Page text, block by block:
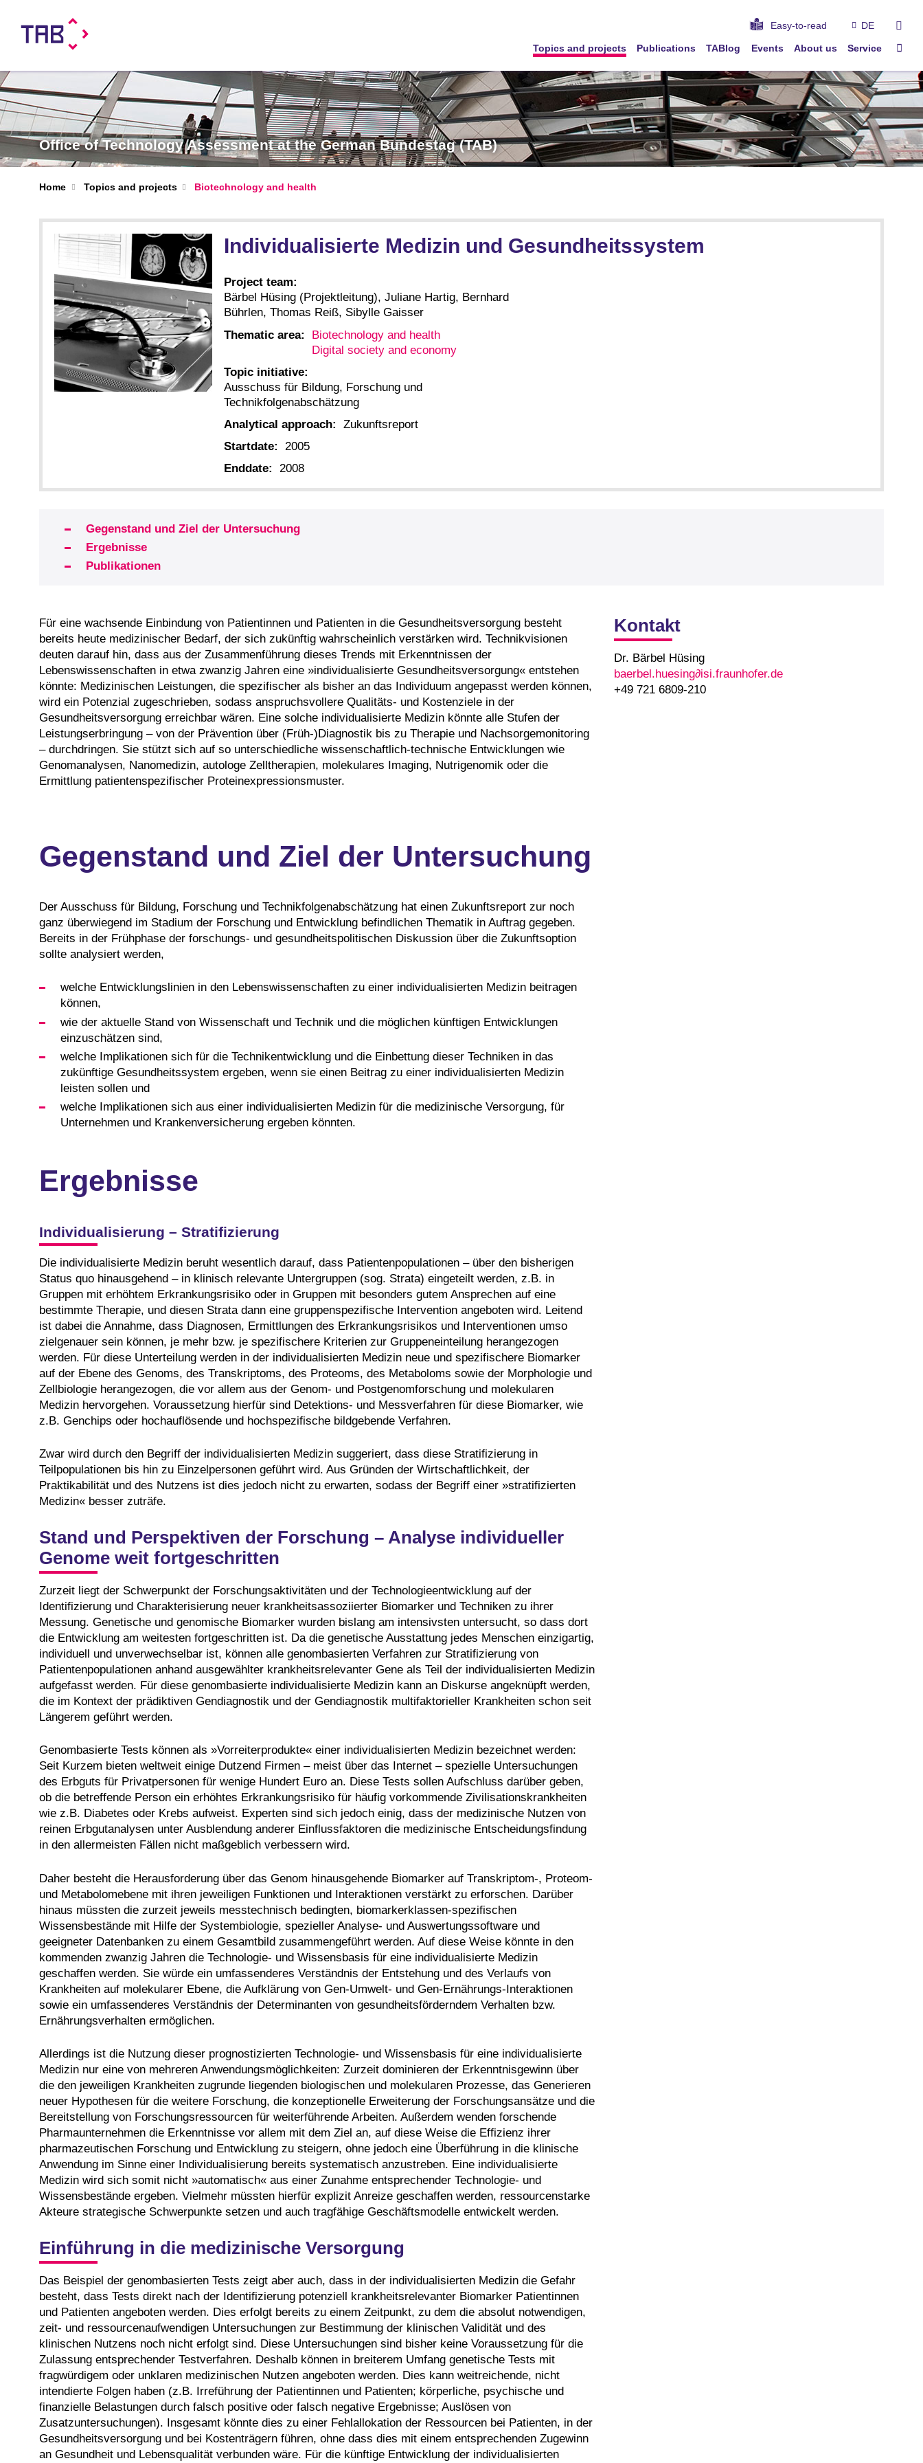
Easy-to-read DE
Topics and projects Publications TABlog Events About us Service
Office of Technology Assessment at the German Bundestag (TAB)
Home Topics and projects Biotechnology and health
Individualisierte Medizin und Gesundheitssystem
Project team:
Bärbel Hüsing (Projektleitung), Juliane Hartig, Bernhard
Bührlen, Thomas Reiß, Sibylle Gaisser
Thematic area:
Biotechnology and health
Digital society and economy
Topic initiative:
Ausschuss für Bildung, Forschung und
Technikfolgenabschätzung
Analytical approach:
Zukunftsreport
Startdate:
2005
Enddate:
2008
Gegenstand und Ziel der Untersuchung
Ergebnisse
Publikationen
Für eine wachsende Einbindung von Patientinnen und Patienten in die Gesundheitsversorgung besteht
bereits heute medizinischer Bedarf, der sich zukünftig wahrscheinlich verstärken wird. Technikvisionen
deuten darauf hin, dass aus der Zusammenführung dieses Trends mit Erkenntnissen der
Lebenswissenschaften in etwa zwanzig Jahren eine »individualisierte Gesundheitsversorgung« entstehen
könnte: Medizinischen Leistungen, die spezifischer als bisher an das Individuum angepasst werden können,
wird ein Potenzial zugeschrieben, sodass anspruchsvollere Qualitäts- und Kostenziele in der
Gesundheitsversorgung erreichbar wären. Eine solche individualisierte Medizin könnte alle Stufen der
Leistungserbringung – von der Prävention über (Früh-)Diagnostik bis zu Therapie und Nachsorgemonitoring
– durchdringen. Sie stützt sich auf so unterschiedliche wissenschaftlich-technische Entwicklungen wie
Genomanalysen, Nanomedizin, autologe Zelltherapien, molekulares Imaging, Nutrigenomik oder die
Ermittlung patientenspezifischer Proteinexpressionsmuster.
Gegenstand und Ziel der Untersuchung
Der Ausschuss für Bildung, Forschung und Technikfolgenabschätzung hat einen Zukunftsreport zur noch
ganz überwiegend im Stadium der Forschung und Entwicklung befindlichen Thematik in Auftrag gegeben.
Bereits in der Frühphase der forschungs- und gesundheitspolitischen Diskussion über die Zukunftsoption
sollte analysiert werden,
welche Entwicklungslinien in den Lebenswissenschaften zu einer individualisierten Medizin beitragen
können,
wie der aktuelle Stand von Wissenschaft und Technik und die möglichen künftigen Entwicklungen
einzuschätzen sind,
welche Implikationen sich für die Technikentwicklung und die Einbettung dieser Techniken in das
zukünftige Gesundheitssystem ergeben, wenn sie einen Beitrag zu einer individualisierten Medizin
leisten sollen und
welche Implikationen sich aus einer individualisierten Medizin für die medizinische Versorgung, für
Unternehmen und Krankenversicherung ergeben könnten.
Ergebnisse
Individualisierung – Stratifizierung
Die individualisierte Medizin beruht wesentlich darauf, dass Patientenpopulationen – über den bisherigen
Status quo hinausgehend – in klinisch relevante Untergruppen (sog. Strata) eingeteilt werden, z.B. in
Gruppen mit erhöhtem Erkrankungsrisiko oder in Gruppen mit besonders gutem Ansprechen auf eine
bestimmte Therapie, und diesen Strata dann eine gruppenspezifische Intervention angeboten wird. Leitend
ist dabei die Annahme, dass Diagnosen, Ermittlungen des Erkrankungsrisikos und Interventionen umso
zielgenauer sein können, je mehr bzw. je spezifischere Kriterien zur Gruppeneinteilung herangezogen
werden. Für diese Unterteilung werden in der individualisierten Medizin neue und spezifischere Biomarker
auf der Ebene des Genoms, des Transkriptoms, des Proteoms, des Metaboloms sowie der Morphologie und
Zellbiologie herangezogen, die vor allem aus der Genom- und Postgenomforschung und molekularen
Medizin hervorgehen. Voraussetzung hierfür sind Detektions- und Messverfahren für diese Biomarker, wie
z.B. Genchips oder hochauflösende und hochspezifische bildgebende Verfahren.
Zwar wird durch den Begriff der individualisierten Medizin suggeriert, dass diese Stratifizierung in
Teilpopulationen bis hin zu Einzelpersonen geführt wird. Aus Gründen der Wirtschaftlichkeit, der
Praktikabilität und des Nutzens ist dies jedoch nicht zu erwarten, sodass der Begriff einer »stratifizierten
Medizin« besser zuträfe.
Stand und Perspektiven der Forschung – Analyse individueller
Genome weit fortgeschritten
Zurzeit liegt der Schwerpunkt der Forschungsaktivitäten und der Technologieentwicklung auf der
Identifizierung und Charakterisierung neuer krankheitsassoziierter Biomarker und Techniken zu ihrer
Messung. Genetische und genomische Biomarker wurden bislang am intensivsten untersucht, so dass dort
die Entwicklung am weitesten fortgeschritten ist. Da die genetische Ausstattung jedes Menschen einzigartig,
individuell und unverwechselbar ist, können alle genombasierten Verfahren zur Stratifizierung von
Patientenpopulationen anhand ausgewählter krankheitsrelevanter Gene als Teil der individualisierten Medizin
aufgefasst werden. Für diese genombasierte individualisierte Medizin kann an Diskurse angeknüpft werden,
die im Kontext der prädiktiven Gendiagnostik und der Gendiagnostik multifaktorieller Krankheiten schon seit
Längerem geführt werden.
Genombasierte Tests können als »Vorreiterprodukte« einer individualisierten Medizin bezeichnet werden:
Seit Kurzem bieten weltweit einige Dutzend Firmen – meist über das Internet – spezielle Untersuchungen
des Erbguts für Privatpersonen für wenige Hundert Euro an. Diese Tests sollen Aufschluss darüber geben,
ob die betreffende Person ein erhöhtes Erkrankungsrisiko für häufig vorkommende Zivilisationskrankheiten
wie z.B. Diabetes oder Krebs aufweist. Experten sind sich jedoch einig, dass der medizinische Nutzen von
reinen Erbgutanalysen unter Ausblendung anderer Einflussfaktoren die medizinische Entscheidungsfindung
in den allermeisten Fällen nicht maßgeblich verbessern wird.
Daher besteht die Herausforderung über das Genom hinausgehende Biomarker auf Transkriptom-, Proteom-
und Metabolomebene mit ihren jeweiligen Funktionen und Interaktionen verstärkt zu erforschen. Darüber
hinaus müssten die zurzeit jeweils messtechnisch bedingten, biomarkerklassen-spezifischen
Wissensbestände mit Hilfe der Systembiologie, spezieller Analyse- und Auswertungssoftware und
geeigneter Datenbanken zu einem Gesamtbild zusammengeführt werden. Auf diese Weise könnte in den
kommenden zwanzig Jahren die Technologie- und Wissensbasis für eine individualisierte Medizin
geschaffen werden. Sie würde ein umfassenderes Verständnis der Entstehung und des Verlaufs von
Krankheiten auf molekularer Ebene, die Aufklärung von Gen-Umwelt- und Gen-Ernährungs-Interaktionen
sowie ein umfassenderes Verständnis der Determinanten von gesundheitsförderndem Verhalten bzw.
Ernährungsverhalten ermöglichen.
Allerdings ist die Nutzung dieser prognostizierten Technologie- und Wissensbasis für eine individualisierte
Medizin nur eine von mehreren Anwendungsmöglichkeiten: Zurzeit dominieren der Erkenntnisgewinn über
die den jeweiligen Krankheiten zugrunde liegenden biologischen und molekularen Prozesse, das Generieren
neuer Hypothesen für die weitere Forschung, die konzeptionelle Erweiterung der Forschungsansätze und die
Bereitstellung von Forschungsressourcen für weiterführende Arbeiten. Außerdem wenden forschende
Pharmaunternehmen die Erkenntnisse vor allem mit dem Ziel an, auf diese Weise die Effizienz ihrer
pharmazeutischen Forschung und Entwicklung zu steigern, ohne jedoch eine Überführung in die klinische
Anwendung im Sinne einer Individualisierung bereits systematisch anzustreben. Eine individualisierte
Medizin wird sich somit nicht »automatisch« aus einer Zunahme entsprechender Technologie- und
Wissensbestände ergeben. Vielmehr müssten hierfür explizit Anreize geschaffen werden, ressourcenstarke
Akteure strategische Schwerpunkte setzen und auch tragfähige Geschäftsmodelle entwickelt werden.
Einführung in die medizinische Versorgung
Das Beispiel der genombasierten Tests zeigt aber auch, dass in der individualisierten Medizin die Gefahr
besteht, dass Tests direkt nach der Identifizierung potenziell krankheitsrelevanter Biomarker Patientinnen
und Patienten angeboten werden. Dies erfolgt bereits zu einem Zeitpunkt, zu dem die absolut notwendigen,
zeit- und ressourcenaufwendigen Untersuchungen zur Bestimmung der klinischen Validität und des
klinischen Nutzens noch nicht erfolgt sind. Diese Untersuchungen sind bisher keine Voraussetzung für die
Zulassung entsprechender Testverfahren. Deshalb können in breiterem Umfang genetische Tests mit
fragwürdigem oder unklaren medizinischen Nutzen angeboten werden. Dies kann weitreichende, nicht
intendierte Folgen haben (z.B. Irreführung der Patientinnen und Patienten; körperliche, psychische und
finanzielle Belastungen durch falsch positive oder falsch negative Ergebnisse; Auslösen von
Zusatzuntersuchungen). Insgesamt könnte dies zu einer Fehlallokation der Ressourcen bei Patienten, in der
Gesundheitsversorgung und bei Kostenträgern führen, ohne dass dies mit einem entsprechenden Zugewinn
an Gesundheit und Lebensqualität verbunden wäre. Für die künftige Entwicklung der individualisierten
Kontakt
Dr. Bärbel Hüsing
baerbel.huesing∂isi.fraunhofer.de
+49 721 6809-210